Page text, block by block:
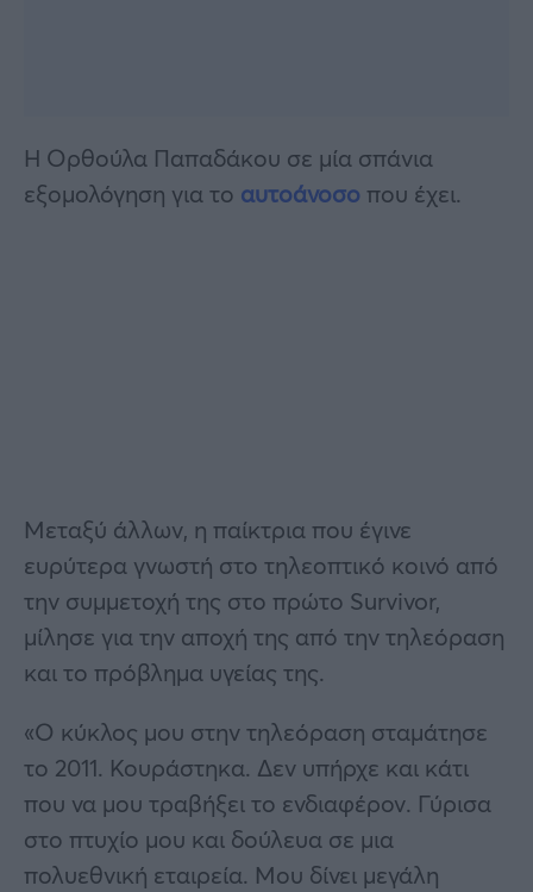
Η Ορθούλα Παπαδάκου σε μία σπάνια
εξομολόγηση για το αυτοάνοσο που έχει.
Μεταξύ άλλων, η παίκτρια που έγινε
ευρύτερα γνωστή στο τηλεοπτικό κοινό από
την συμμετοχή της στο πρώτο Survivor,
μίλησε για την αποχή της από την τηλεόραση
και το πρόβλημα υγείας της.
«Ο κύκλος μου στην τηλεόραση σταμάτησε
το 2011. Κουράστηκα. Δεν υπήρχε και κάτι
που να μου τραβήξει το ενδιαφέρον. Γύρισα
στο πτυχίο μου και δούλευα σε μια
πολυεθνική εταιρεία. Μου δίνει μεγάλη